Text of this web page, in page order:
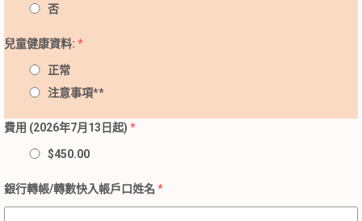
否
兒童健康資料: *
正常
注意事項**
費用 (2026年7月13日起) *
$450.00
銀行轉帳/轉數快入帳戶口姓名 *